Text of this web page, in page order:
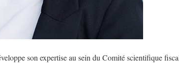
son expertise au sein du Comité scientifique